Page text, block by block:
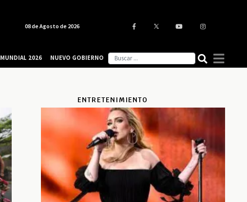
ENTRETENIMIENTO
08 de Agosto de 2026
MUNDIAL 2026 NUEVO GOBIERNO